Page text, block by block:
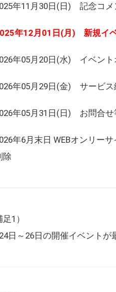
年11月30日(日) 記念コ
年12月01日(月) 新規イ
年05月20日(水) イベン
年05月29日(金) サービス
年05月31日(日) お問合
年6月末日 WEBオンリー
除
足1）
日～26日の開催イベントが